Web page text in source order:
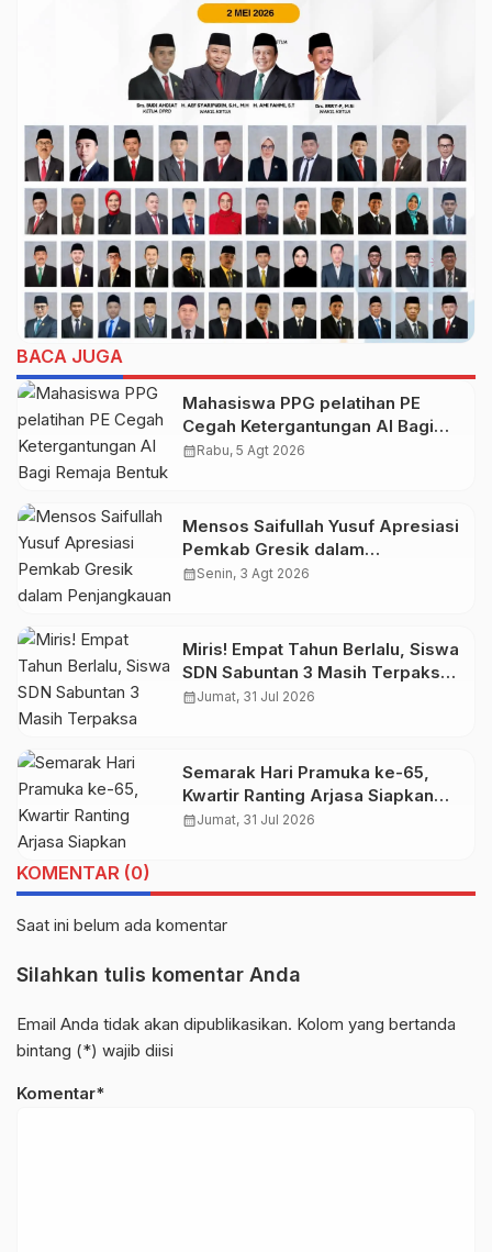
BACA JUGA
Mahasiswa PPG pelatihan PE
Cegah Ketergantungan AI Bagi
Remaja Bentuk Penerapan SDG’s
calendar_monthRabu, 5 Agt 2026
Mensos Saifullah Yusuf Apresiasi
Pemkab Gresik dalam
Penjangkauan Siswa-Siswi
calendar_monthSenin, 3 Agt 2026
Miris! Empat Tahun Berlalu, Siswa
SDN Sabuntan 3 Masih Terpaksa
Belajar di Rumah Warga, Pemkab
calendar_monthJumat, 31 Jul 2026
Semarak Hari Pramuka ke-65,
Kwartir Ranting Arjasa Siapkan
Rangkaian Kegiatan Edukatif dan
calendar_monthJumat, 31 Jul 2026
KOMENTAR (0)
Saat ini belum ada komentar
Silahkan tulis komentar Anda
Email Anda tidak akan dipublikasikan. Kolom yang bertanda
bintang (*) wajib diisi
Komentar*